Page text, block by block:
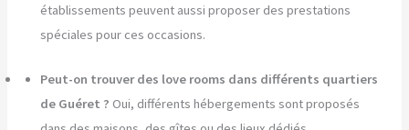
établissements peuvent aussi proposer des prestations
spéciales pour ces occasions.
Peut-on trouver des love rooms dans différents quartiers
de Guéret ? Oui, différents hébergements sont proposés